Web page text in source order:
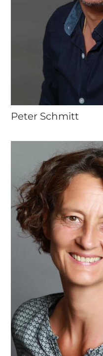
Peter Schmitt